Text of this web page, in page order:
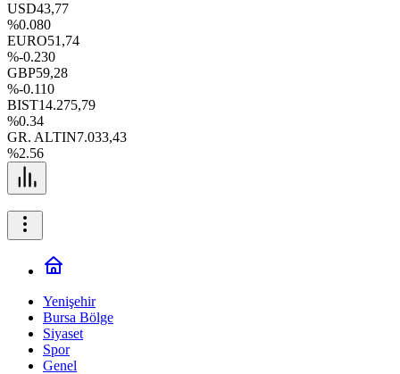
USD43,77
%0.080
EURO51,74
%-0.230
GBP59,28
%-0.110
BIST14.275,79
%0.34
GR. ALTIN7.033,43
%2.56
Yenişehir
Bursa Bölge
Siyaset
Spor
Genel